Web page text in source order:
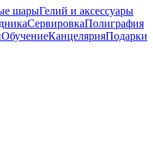
шарыГелий и аксессуары
СервировкаПолиграфия
ОбучениеКанцелярияПодарки